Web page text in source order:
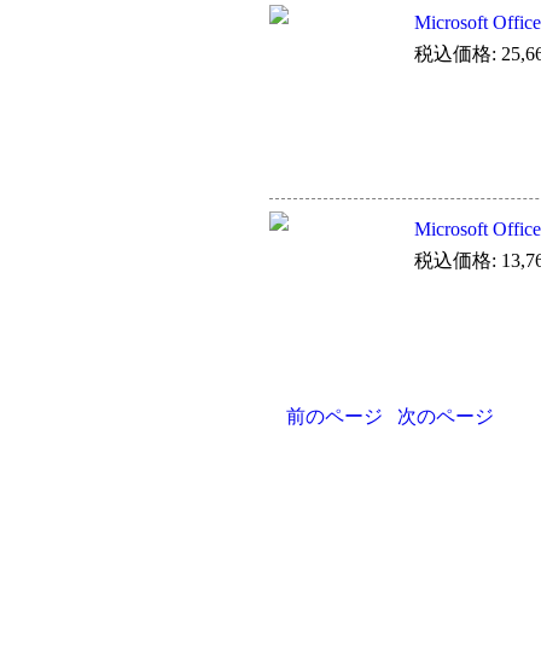
Microsoft
税込価格:
Microsoft
税込価格:
前のページ 次のページ